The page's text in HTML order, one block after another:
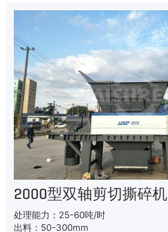
2000型双轴剪切撕碎机
处理能力：25-60吨/时
出料：50-300mm